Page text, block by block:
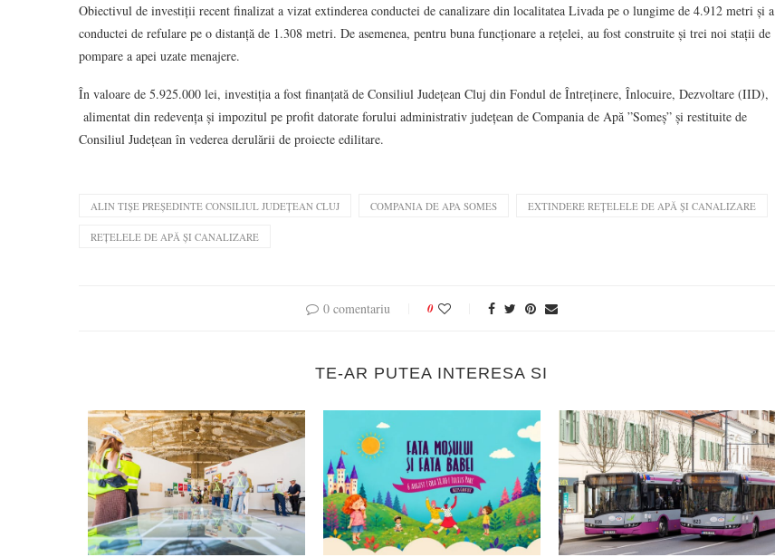
Obiectivul de investiții recent finalizat a vizat extinderea conductei de canalizare din localitatea Livada pe o lungime de 4.912 metri și a
conductei de refulare pe o distanță de 1.308 metri. De asemenea, pentru buna funcționare a rețelei, au fost construite și trei noi stații de
pompare a apei uzate menajere.
În valoare de 5.925.000 lei, investiția a fost finanțată de Consiliul Județean Cluj din Fondul de Întreținere, Înlocuire, Dezvoltare (IID),
alimentat din redevența și impozitul pe profit datorate forului administrativ județean de Compania de Apă ”Someș” și restituite de
Consiliul Județean în vederea derulării de proiecte edilitare.
ALIN TIȘE PREȘEDINTE CONSILIUL JUDEȚEAN CLUJ COMPANIA DE APA SOMES EXTINDERE REȚELELE DE APĂ ȘI CANALIZARE
REȚELELE DE APĂ ȘI CANALIZARE
0 comentariu 0
TE-AR PUTEA INTERESA SI